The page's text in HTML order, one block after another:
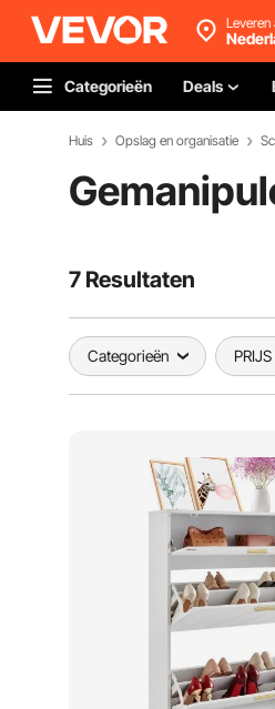
Leveren
Categorieën Deals
Huis Opslag en organisatie
7 Resultaten
Categorieën PRIJS